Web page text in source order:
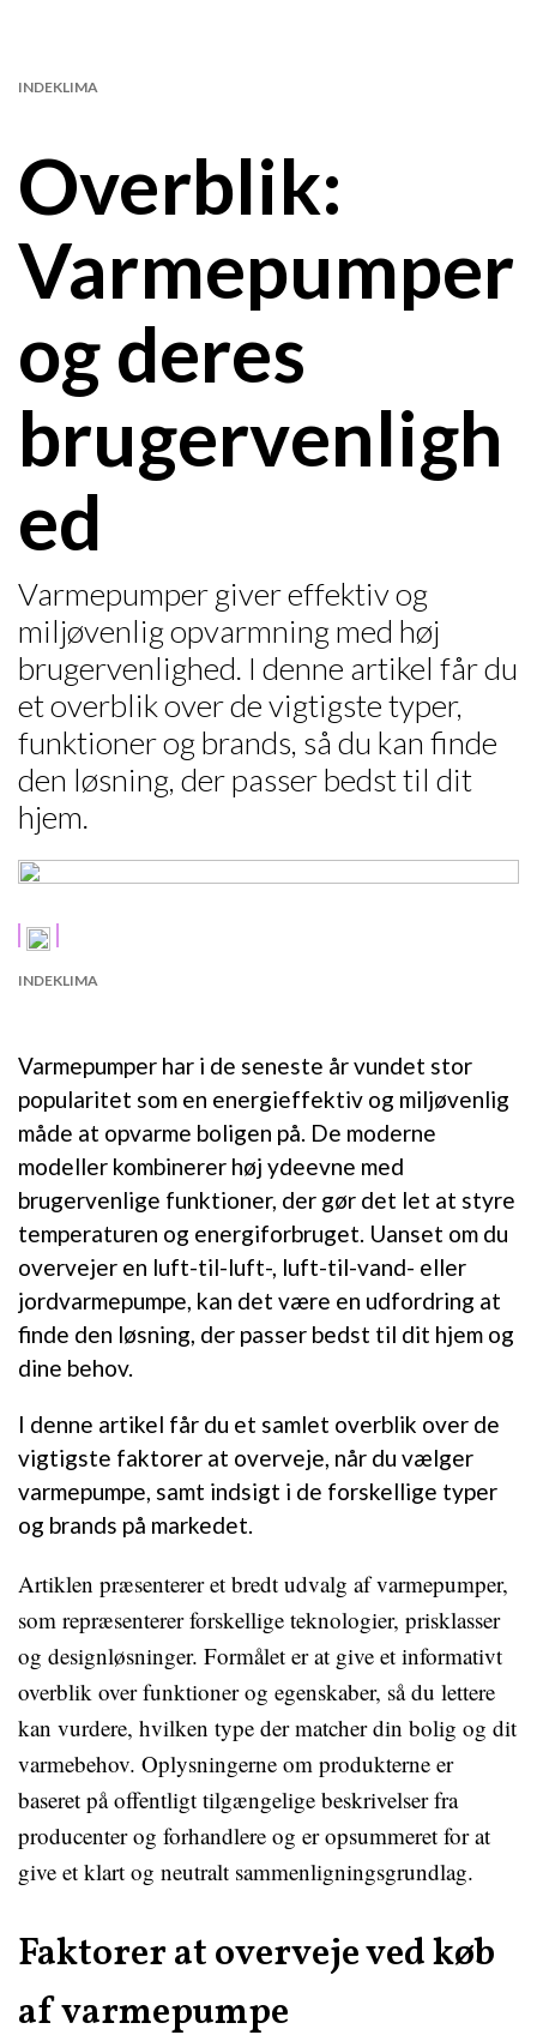
Overblik:
Varmepumper
og deres
brugervenligh
ed
INDEKLIMA
Varmepumper giver effektiv og
miljøvenlig opvarmning med høj
brugervenlighed. I denne artikel får du
et overblik over de vigtigste typer,
funktioner og brands, så du kan finde
den løsning, der passer bedst til dit
hjem.
INDEKLIMA
Varmepumper har i de seneste år vundet stor
popularitet som en energieffektiv og miljøvenlig
måde at opvarme boligen på. De moderne
modeller kombinerer høj ydeevne med
brugervenlige funktioner, der gør det let at styre
temperaturen og energiforbruget. Uanset om du
overvejer en luft-til-luft-, luft-til-vand- eller
jordvarmepumpe, kan det være en udfordring at
finde den løsning, der passer bedst til dit hjem og
dine behov.
I denne artikel får du et samlet overblik over de
vigtigste faktorer at overveje, når du vælger
varmepumpe, samt indsigt i de forskellige typer
og brands på markedet.
Artiklen præsenterer et bredt udvalg af varmepumper,
som repræsenterer forskellige teknologier, prisklasser
og designløsninger. Formålet er at give et informativt
overblik over funktioner og egenskaber, så du lettere
kan vurdere, hvilken type der matcher din bolig og dit
varmebehov. Oplysningerne om produkterne er
baseret på offentligt tilgængelige beskrivelser fra
producenter og forhandlere og er opsummeret for at
give et klart og neutralt sammenligningsgrundlag.
Faktorer at overveje ved køb
af varmepumpe